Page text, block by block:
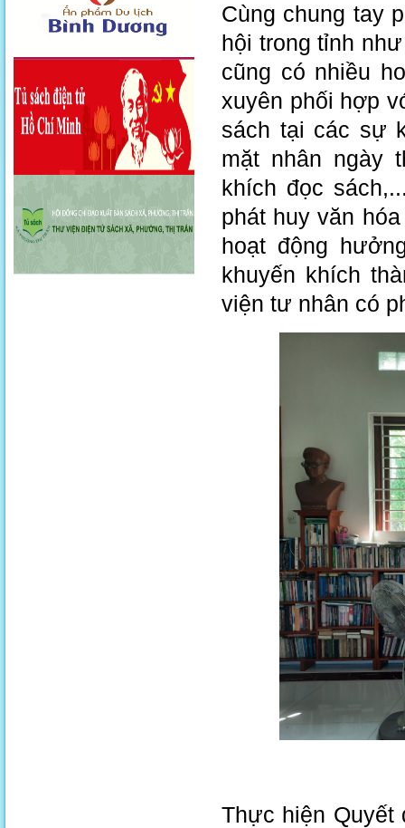
Cùng chung tay
hội trong tỉnh
cũng có nhiều
xuyên phối hợp
sách tại các sự
mặt nhân ngày
khích đọc
phát huy văn
hoạt động
khuyến khích
viện tư nhân có
Thực hiện Quyết